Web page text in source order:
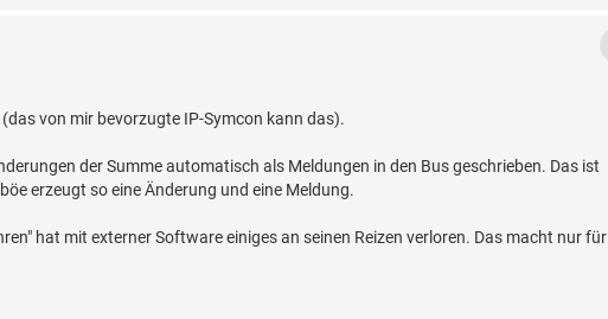
von mir bevorzugte IP-Symcon kann das).
der Summe automatisch als Meldungen in den Bus geschrieben. Das ist
erzeugt so eine Änderung und eine Meldung.
hat mit externer Software einiges an seinen Reizen verloren. Das macht nur für